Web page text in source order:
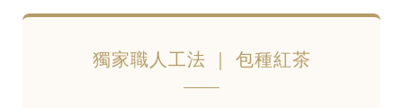
獨家職人工法 ｜ 包種紅茶